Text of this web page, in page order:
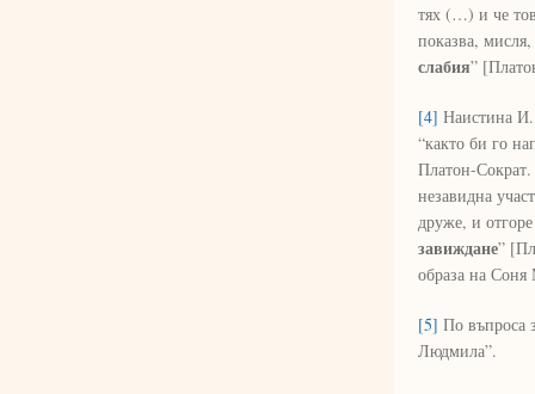
тях (…) и че
показва,
слабия”
[4] Наистина И.
“както би го
Платон-
незавидна
друже, и
завиждане”
образа на Соня
[5] По въпроса
Людмила”.